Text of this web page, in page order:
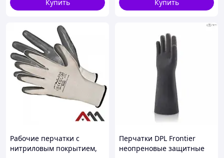
Купить Купить
Рабочие перчатки с
нитриловым покрытием,
Перчатки DPL Frontier
неопреновые защитные